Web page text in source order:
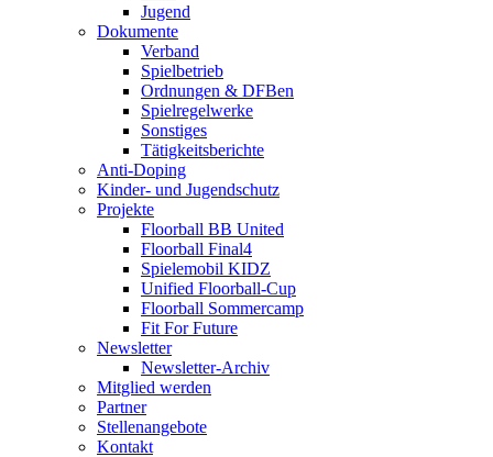
Jugend
Dokumente
Verband
Spielbetrieb
Ordnungen & DFBen
Spielregelwerke
Sonstiges
Tätigkeitsberichte
Anti-Doping
Kinder- und Jugendschutz
Projekte
Floorball BB United
Floorball Final4
Spielemobil KIDZ
Unified Floorball-Cup
Floorball Sommercamp
Fit For Future
Newsletter
Newsletter-Archiv
Mitglied werden
Partner
Stellenangebote
Kontakt